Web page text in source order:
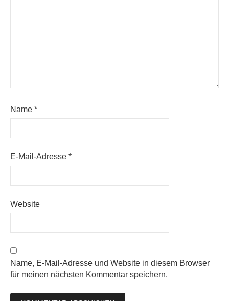
Name *
E-Mail-Adresse *
Website
Name, E-Mail-Adresse und Website in diesem Browser
für meinen nächsten Kommentar speichern.